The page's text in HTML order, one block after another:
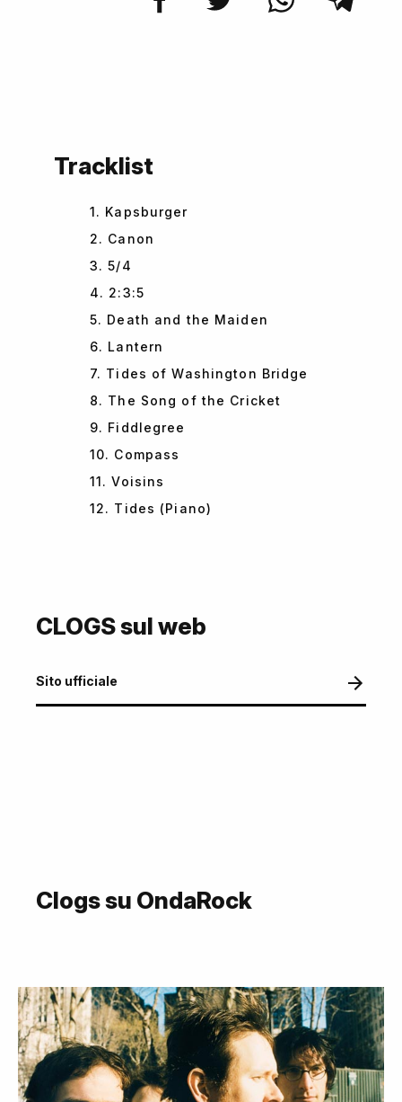
Tracklist
1. Kapsburger
2. Canon
3. 5/4
4. 2:3:5
5. Death and the Maiden
6. Lantern
7. Tides of Washington Bridge
8. The Song of the Cricket
9. Fiddlegree
10. Compass
11. Voisins
12. Tides (Piano)
CLOGS sul web
Sito ufficiale
Clogs su OndaRock